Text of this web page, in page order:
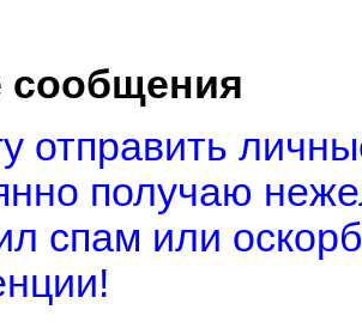
отправить
получаю
спам или